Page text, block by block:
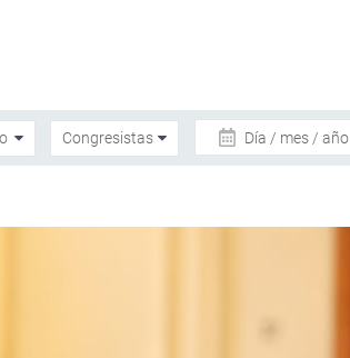
Día / mes / año